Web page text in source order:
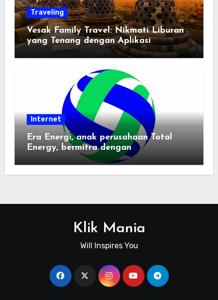
Traveling
Vesak Family Travel: Nikmati Liburan
yang Tenang dengan Aplikasi
Pemindai PDF
Internet
Era Energi, anak perusahaan Total
Energy, bermitra dengan
Zhuochuangtong untuk mempercepat
Klik Mania
Will Inspires You